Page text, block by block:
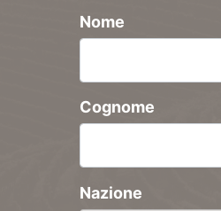
Nome
Cognome
Nazione